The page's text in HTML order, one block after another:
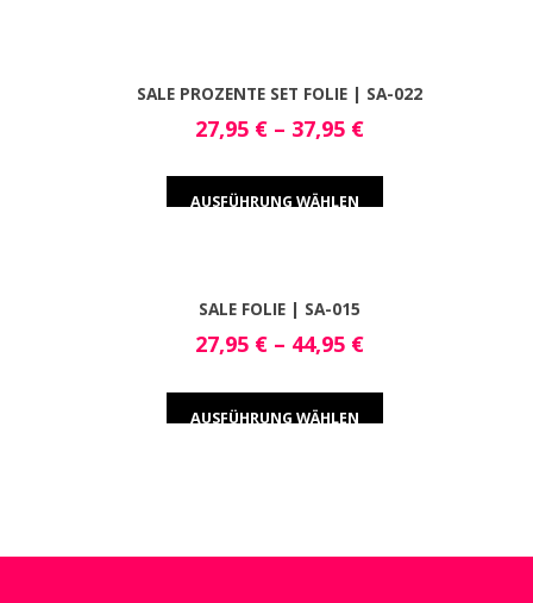
SALE PROZENTE SET FOLIE | SA-022
27,95 €– 37,95 €
AUSFÜHRUNG WÄHLEN
SALE FOLIE | SA-015
27,95 €– 44,95 €
AUSFÜHRUNG WÄHLEN